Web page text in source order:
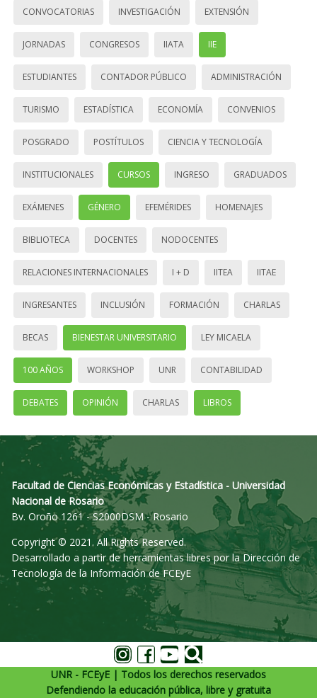
CONVOCATORIAS INVESTIGACIÓN EXTENSIÓN
JORNADAS CONGRESOS IIATA IIE
ESTUDIANTES CONTADOR PÚBLICO ADMINISTRACIÓN
TURISMO ESTADÍSTICA ECONOMÍA CONVENIOS
POSGRADO POSTÍTULOS CIENCIA Y TECNOLOGÍA
INSTITUCIONALES CURSOS INGRESO GRADUADOS
EXÁMENES GÉNERO EFEMÉRIDES HOMENAJES
BIBLIOTECA DOCENTES NODOCENTES
RELACIONES INTERNACIONALES I + D IITEA IITAE
INGRESANTES INCLUSIÓN FORMACIÓN CHARLAS
BECAS BIENESTAR UNIVERSITARIO LEY MICAELA
100 AÑOS WORKSHOP UNR CONTABILIDAD
DEBATES OPINIÓN CHARLAS LIBROS
Facultad de Ciencias Económicas y Estadística - Universidad
Nacional de Rosario
Bv. Oroño 1261 - S2000DSM - Rosario
Copyright © 2021. All Rights Reserved.
Desarrollado a partir de herramientas libres por la Dirección de
Tecnología de la Información de FCEyE
UNR - FCEyE | Todos los derechos reservados
Defendiendo la educación pública, libre y gratuita